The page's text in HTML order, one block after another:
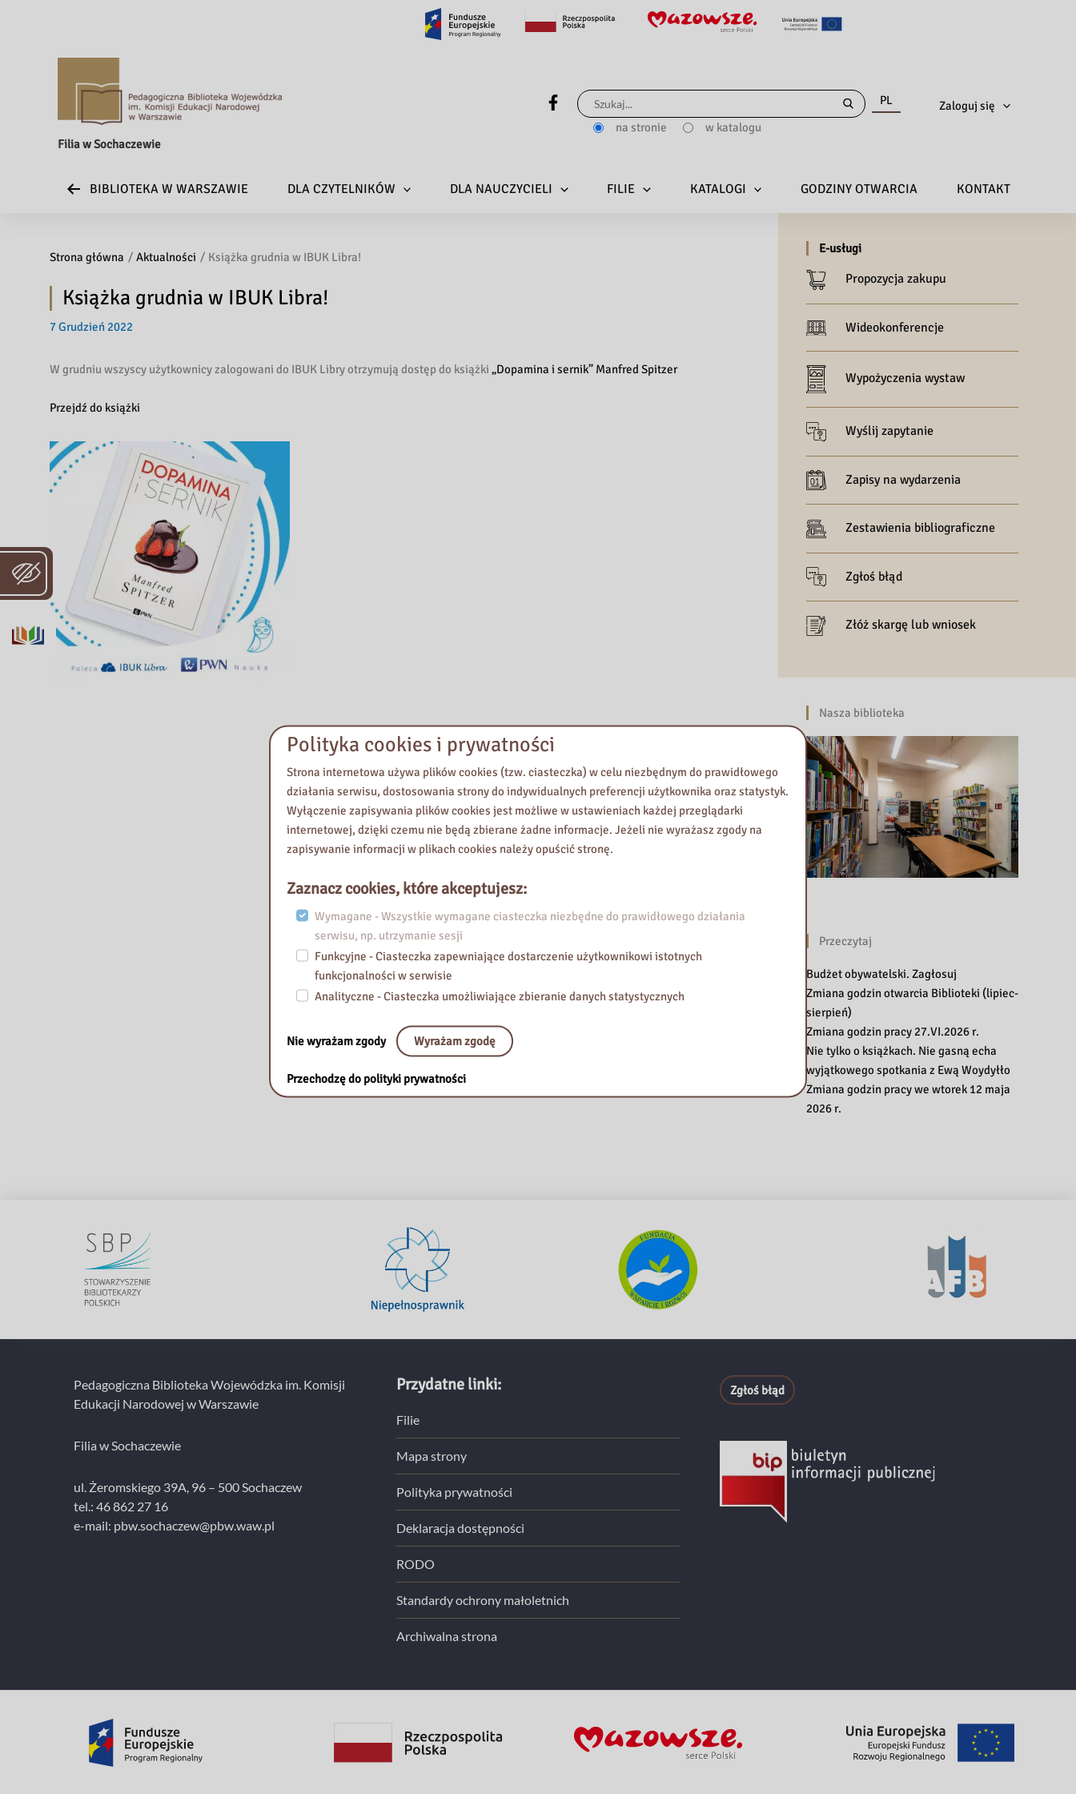
Filia w Sochaczewie
Szukaj
dla:
na stronie w katalogu
PL Zaloguj się
BIBLIOTEKA W WARSZAWIE DLA CZYTELNIKÓW DLA NAUCZYCIELI FILIE KATALOGI GODZINY OTWARCIA KONTAKT
Strona główna Aktualności Książka grudnia w IBUK Libra!
Książka grudnia w IBUK Libra!
7 Grudzień 2022
W grudniu wszyscy użytkownicy zalogowani do IBUK Libry otrzymują dostęp do książki „Dopamina i sernik” Manfred Spitzer
Przejdź do książki
E-usługi
Propozycja zakupu
Wideokonferencje
Wypożyczenia wystaw
Wyślij zapytanie
Zapisy na wydarzenia
Zestawienia bibliograficzne
Zgłoś błąd
Złóż skargę lub wniosek
Nasza biblioteka
Przeczytaj
Budżet obywatelski. Zagłosuj
Zmiana godzin otwarcia Biblioteki (lipiec-
sierpień)
Zmiana godzin pracy 27.VI.2026 r.
Nie tylko o książkach. Nie gasną echa
wyjątkowego spotkania z Ewą Woydyłło
Zmiana godzin pracy we wtorek 12 maja
2026 r.
Pedagogiczna Biblioteka Wojewódzka im. Komisji
Edukacji Narodowej w Warszawie
Filia w Sochaczewie
ul. Żeromskiego 39A, 96 – 500 Sochaczew
tel.: 46 862 27 16
e-mail: pbw.sochaczew@pbw.waw.pl
Przydatne linki:
Filie
Mapa strony
Polityka prywatności
Deklaracja dostępności
RODO
Standardy ochrony małoletnich
Archiwalna strona
Zgłoś błąd
Polityka cookies i prywatności
Strona internetowa używa plików cookies (tzw. ciasteczka) w celu niezbędnym do prawidłowego
działania serwisu, dostosowania strony do indywidualnych preferencji użytkownika oraz statystyk.
Wyłączenie zapisywania plików cookies jest możliwe w ustawieniach każdej przeglądarki
internetowej, dzięki czemu nie będą zbierane żadne informacje. Jeżeli nie wyrażasz zgody na
zapisywanie informacji w plikach cookies należy opuścić stronę.
Zaznacz cookies, które akceptujesz:
Wymagane - Wszystkie wymagane ciasteczka niezbędne do prawidłowego działania
serwisu, np. utrzymanie sesji
Funkcyjne - Ciasteczka zapewniające dostarczenie użytkownikowi istotnych
funkcjonalności w serwisie
Analityczne - Ciasteczka umożliwiające zbieranie danych statystycznych
Nie wyrażam zgody Wyrażam zgodę
Przechodzę do polityki prywatności